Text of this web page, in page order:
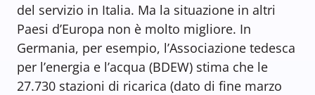
del servizio in Italia. Ma la situazione in altri
Paesi d’Europa non è molto migliore. In
Germania, per esempio, l’Associazione tedesca
per l’energia e l’acqua (BDEW) stima che le
27.730 stazioni di ricarica (dato di fine marzo